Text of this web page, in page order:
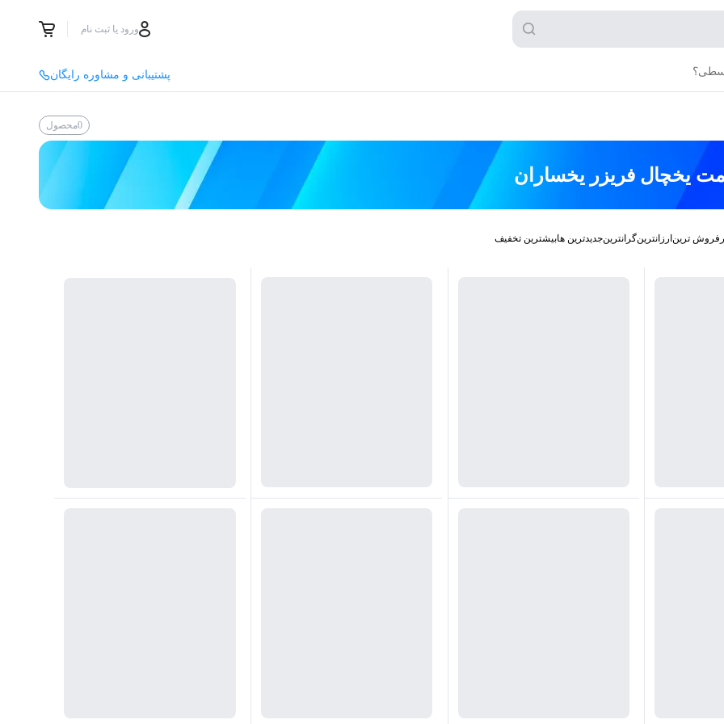
ورود یا ثبت نام
پشتیبانی و مشاوره رایگان
0محصول
یخچال فریزر یخساران
ترینارزانترینگرانترینجدیدترین هابیشترین تخفیف